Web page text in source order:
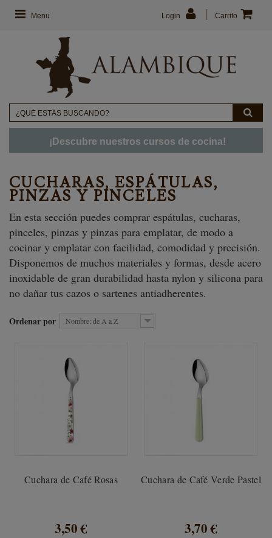
Menu Carrito
Login
¡Descubre nuestros cursos de cocina!
CUCHARAS, ESPÁTULAS,
PINZAS Y PINCELES
En esta sección puedes comprar espátulas, cucharas,
pinceles, pinzas y pinzas para emplatar, de modo a
cocinar y emplatar con facilidad, comodidad y precisión.
Disponemos de muchos materiales y formas, desde acero
inoxidable de gran durabilidad hasta nylon y silicona para
no dañar tus cazos o sartenes antiadherentes.
Ordenar por Nombre: de A a Z
Cuchara de Café Rosas
3,50 €
Cuchara de Café Verde Pastel
3,70 €